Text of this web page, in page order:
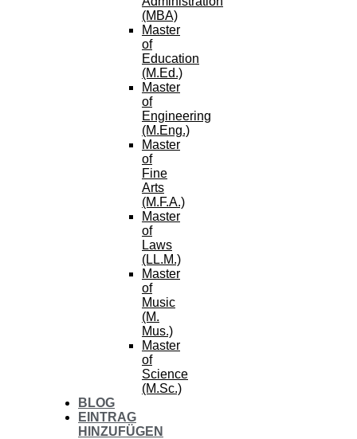
(MBA)
Master
of
Education
(M.Ed.)
Master
of
Engineering
(M.Eng.)
Master
of
Fine
Arts
(M.F.A.)
Master
of
Laws
(LL.M.)
Master
of
Music
(M.
Mus.)
Master
of
Science
(M.Sc.)
BLOG
EINTRAG
HINZUFÜGEN